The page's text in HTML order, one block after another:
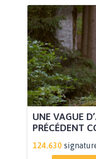
UNE VAGUE
PRÉCÉDENT
124.630